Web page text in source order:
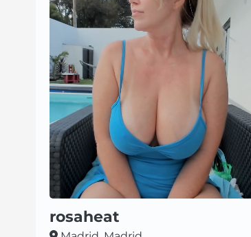
rosaheat